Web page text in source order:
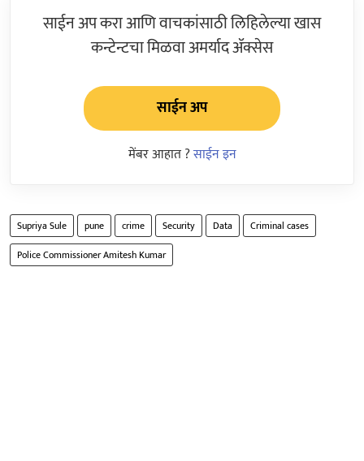
साईन अप करा आणि वाचकांसाठी लिहिलेल्या खास
कन्टेन्टचा मिळवा अमर्याद ॲक्सेस
साईन अप
मेंबर आहात ?साईन इन
Supriya Sule pune crime Security Data
Criminal cases
Police Commissioner Amitesh Kumar